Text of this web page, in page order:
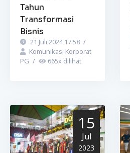
Tahun
Transformasi
Bisnis
21 Juli 2024 17:58 /
Komunikasi Korporat
PG / 665x dilihat
15
Jul
2023